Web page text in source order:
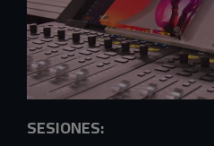
SESIONES: